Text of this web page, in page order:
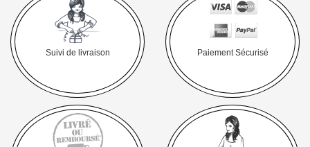
Suivi de livraison Paiement Sécurisé